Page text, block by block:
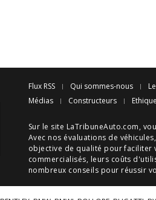
Flux RSS Qui sommes-nous
Médias
Constructeurs Ethique
Sur le site LaTribuneAuto.com,
Avec nos évaluations de véhicules
objective de qualité pour faciliter
commercialisés, leurs coûts
nombreux conseils pour réussir